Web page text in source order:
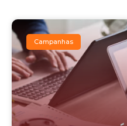
Campanhas